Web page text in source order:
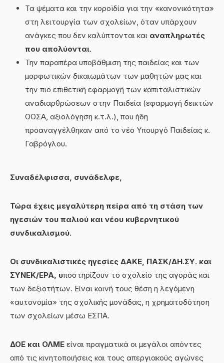
Τα ψέματα και την κοροϊδία για την «κανονικότητα»
στη λειτουργία των σχολείων, όταν υπάρχουν
ανάγκες που δεν καλύπτονται και αναπληρωτές
που απολύονται.
Την παραπέρα υποβάθμιση της παιδείας και των
μορφωτικών δικαιωμάτων των μαθητών μας και
την πιο επιθετική εφαρμογή των καπιταλιστικών
αναδιαρθρώσεων στην Παιδεία (εφαρμογή δεικτών
ΟΟΣΑ, αξιολόγηση κ.τ.λ.), που ήδη
προαναγγέλθηκαν από το νέο Υπουργό Παιδείας κ.
Γαβρόγλου.
Συναδέλφισσα, συνάδελφε,
Τώρα έχεις μεγαλύτερη πείρα από τη στάση των
ηγεσιών του παλιού και νέου κυβερνητικού
συνδικαλισμού.
Οι συνδικαλιστικές ηγεσίες ΔΑΚΕ, ΠΑΣΚ/ΔΗ.ΣΥ. και
ΣΥΝΕΚ/ΕΡΑ, υποστηρίζουν το σχολείο της αγοράς και
των δεξιοτήτων. Είναι κοινή τους θέση η λεγόμενη
«αυτονομία» της σχολικής μονάδας, η χρηματοδότηση
των σχολείων μέσω ΕΣΠΑ.
ΔΟΕ και ΟΛΜΕ είναι πραγματικά οι μεγάλοι απόντες
από τις κινητοποιήσεις και τους απεργιακούς αγώνες